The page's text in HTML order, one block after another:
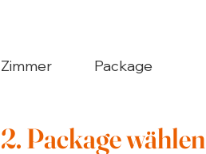
Package
Zimmer
2. Package wählen